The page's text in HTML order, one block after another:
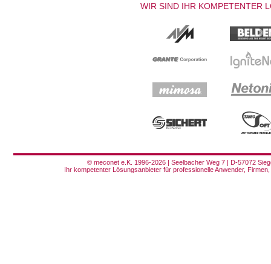
WIR SIND IHR KOMPETENTER
© meconet e.K. 1996-2026 | Seelbacher Weg 7 | D-57072
Ihr kompetenter Lösungsanbieter für professionelle Anwender,